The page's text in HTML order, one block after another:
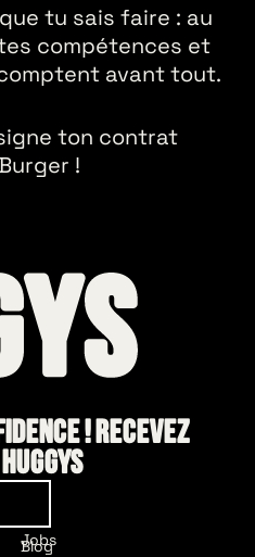
tu sais faire : au
tes compétences et
avant tout.
ton contrat
!
! Recevez
Jobs
Blog